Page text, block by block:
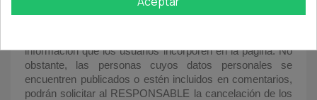
los usuarios deberán tener especial cautela cuando
información que los usuarios incorporen en la página. No
obstante, las personas cuyos datos personales se
encuentren publicados o estén incluidos en comentarios,
podrán solicitar al RESPONSABLE la cancelación de los